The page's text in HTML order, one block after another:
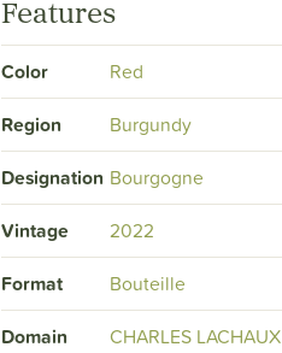
Features
Color Red
Region Burgundy
Designation Bourgogne
Vintage 2022
Format Bouteille
Domain CHARLES LACHAUX